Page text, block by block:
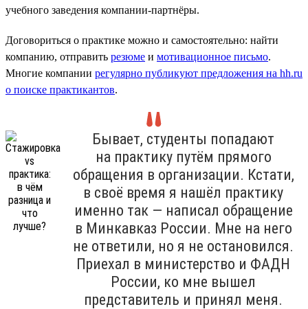
учебного заведения компании-партнёры.
Договориться о практике можно и самостоятельно: найти
компанию, отправить резюме и мотивационное письмо.
Многие компании регулярно публикуют предложения на hh.ru
о поиске практикантов.
Бывает, студенты попадают
на практику путём прямого
обращения в организации. Кстати,
в своё время я нашёл практику
именно так — написал обращение
в Минкавказ России. Мне на него
не ответили, но я не остановился.
Приехал в министерство и ФАДН
России, ко мне вышел
представитель и принял меня.